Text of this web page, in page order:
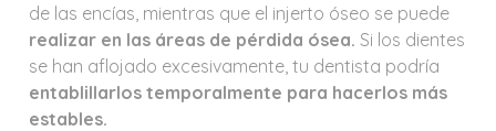
de las encías, mientras que el injerto óseo se puede
realizar en las áreas de pérdida ósea. Si los dientes
se han aflojado excesivamente, tu dentista podría
entablillarlos temporalmente para hacerlos más
estables.